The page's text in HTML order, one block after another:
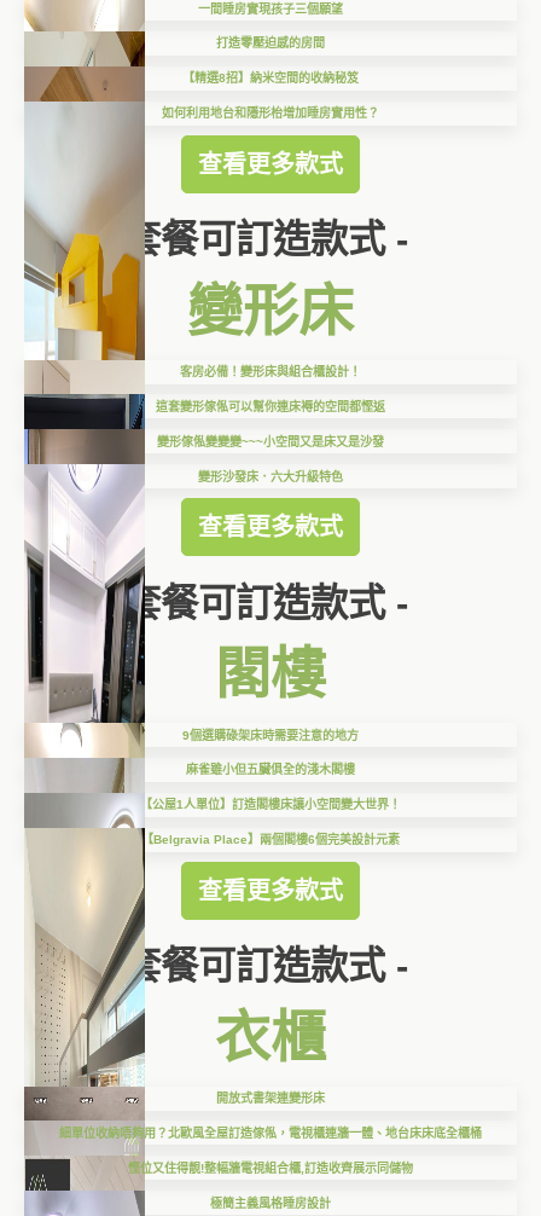
一間睡房實現孩子三個願望
打造零壓迫感的房間
【精選8招】納米空間的收納秘笈
如何利用地台和隱形枱增加睡房實用性？
查看更多款式
套餐可訂造款式 -
變形床
客房必備！變形床與組合櫃設計！
這套變形傢俬可以幫你連床褥的空間都慳返
變形傢俬變變變~~~小空間又是床又是沙發
變形沙發床．六大升級特色
查看更多款式
套餐可訂造款式 -
閣樓
9個選購碌架床時需要注意的地方
麻雀雖小但五臟俱全的淺木閣樓
【公屋1人單位】訂造閣樓床讓小空間變大世界！
【Belgravia Place】兩個閣樓6個完美設計元素
查看更多款式
套餐可訂造款式 -
衣櫃
開放式書架連變形床
細單位收納唔夠用？北歐風全屋訂造傢俬，電視櫃連牆一體、地台床床底全櫃桶
慳位又住得靚!整幅牆電視組合櫃,訂造收齊展示同儲物
極簡主義風格睡房設計